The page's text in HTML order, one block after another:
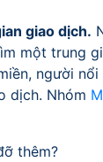
giao dịch.
một trung
người
dịch. Nhóm
thêm?